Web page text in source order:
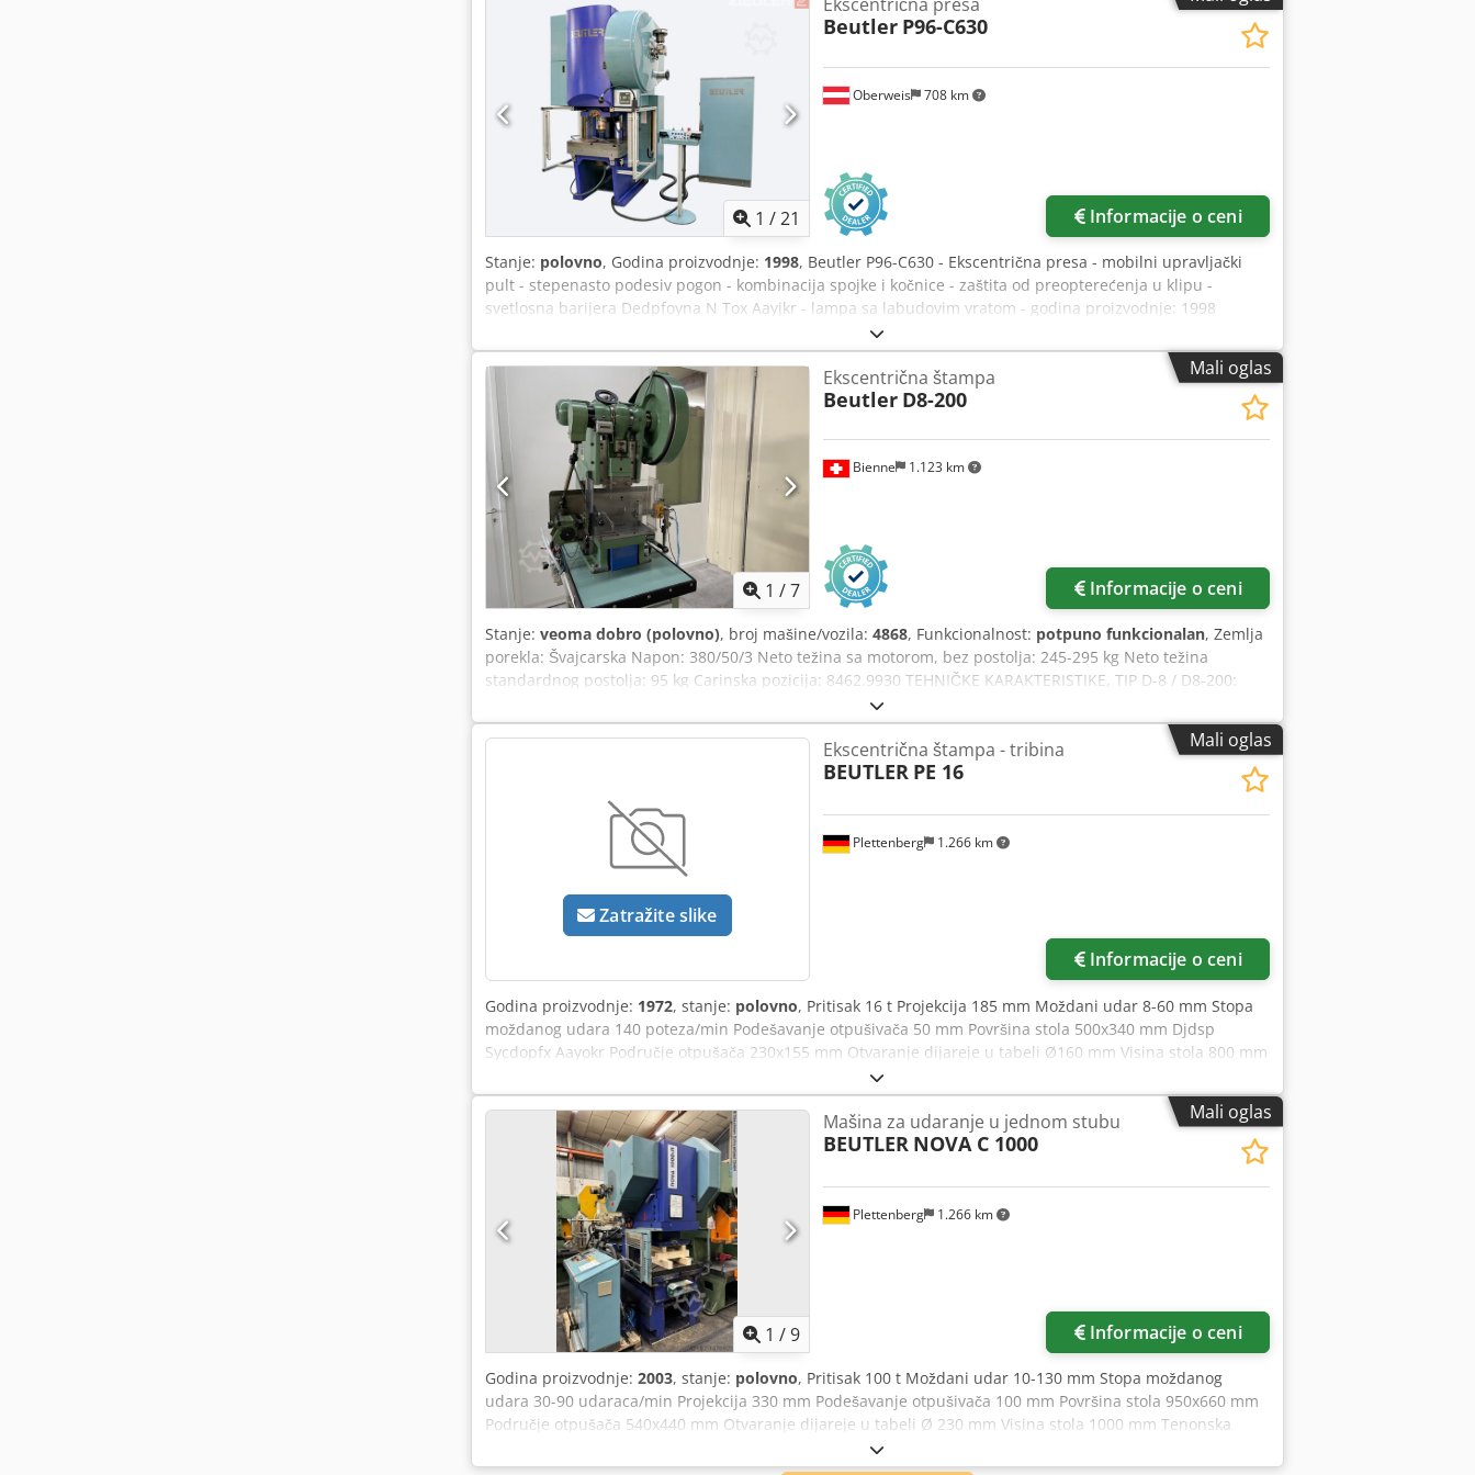
1 /21
Oberweis 708 km
Ekscentrična presa
Beutler P96-C630
Informacije o ceni
Stanje: polovno, Godina proizvodnje: 1998, Beutler P96-C630 - Ekscentrična presa - mobilni upravljački
pult - stepenasto podesiv pogon - kombinacija spojke i kočnice - zaštita od preopterećenja u klipu -
svetlosna barijera Dedpfoyna N Tox Aayjkr - lampa sa labudovim vratom - godina proizvodnje: 1998
Tehnički podaci - Pritisak: 630 kN - Hod: 12 - 120 mm - Brzina hoda: 30 - 130 /min - Maks. zaostalo vreme:
96 ms - Izlet: 300 mm - Rastojanje sto/klip: 495 mm - Prolaz između kućišnih zidova: 270 mm - Površina
klipa: 450 x 360 mm - Podešavanje klipa: 120 mm - Površina stola: 800 x 560 mm - Otvor na stolu: Ø 100
mm - Radna visina: 880 mm - Min. sigurnosno rastojanje: 192 mm - Snaga pogona: 5,5 kW - Radni napon:
3x 400 V / 50 Hz - Dimenzije mašine (ŠxVxD): 1800 x 2600 x 1600 mm - Dimenzije komandnog ormara
(ŠxVxD): 800 x 1700 x 450 mm - Težina: cca. 5500 kg
Mali oglas
1 /7
Bienne 1.123 km
Ekscentrična štampa
Beutler D8-200
Informacije o ceni
Stanje: veoma dobro (polovno), broj mašine/vozila: 4868, Funkcionalnost: potpuno funkcionalan, Zemlja
porekla: Švajcarska Napon: 380/50/3 Neto težina sa motorom, bez postolja: 245-295 kg Neto težina
standardnog postolja: 95 kg Carinska pozicija: 8462.9930 TEHNIČKE KARAKTERISTIKE, TIP D-8 / D8-200:
Maksimalna snaga: 8 tona Maksimalni presek za sečenje pri Rc=40 kg/mm2: 200 mm2 Standardni fiksni
hod: 20 mm Podesivi promenljivi hod, standardni opseg: 4-36 mm Podesivi promenljivi hod, ekstra veliki
opseg: 8-50 mm Maksimalna visina između stola (bez ploče) i klizača: 220 mm Debljina pomične ploče: 42
mm Standardni otvor u ploči, prečnik: 50 mm Otvor u stolu, prečnik: 60 mm Izbušena rupa u klizaču,
prečnik x dubina: 38x60 mm Podešavanje klizača (produžetak klipnjače): 70 mm Površina baze klizača
(širina x dubina): 105x90 mm Djdpfjw T S Tzsx Aayekr Potrebna snaga u KS: 1/3 Dimenzije zamajca,
prečnik x širina: 410x85 mm Standardna brzina zamajca: 180 o/min TEHNIČKE KARAKTERISTIKE, TIP D-8:
Udaljenost od centra klizača do rama: 100 mm Razmak između stubova rama: 170 mm Površina stola,
rama: 200 mm Razmak između stubova rama: 160 mm Površina stola, širina x dubina: 270x300 mm Sve
tehničke informacije date su bez garancije, greške i propusti su mogući.
Mali oglas
Zatražite slike
Plettenberg 1.266 km
Ekscentrična štampa - tribina
BEUTLER PE 16
Informacije o ceni
Godina proizvodnje: 1972, stanje: polovno, Pritisak 16 t Projekcija 185 mm Moždani udar 8-60 mm Stopa
moždanog udara 140 poteza/min Podešavanje otpušivača 50 mm Površina stola 500x340 mm Djdsp
Sycdopfx Aayokr Područje otpušača 230x155 mm Otvaranje dijareje u tabeli Ø160 mm Visina stola 800 mm
Otvaranje dijareje u tabeli Ø35 mm Težina mašine oko 1,5 t Space requirement approx. 1200x1200x2000
mm Rotary wedge coupling Broj mašine: 3857 tabela podesiva visini
Mali oglas
1 /9
Plettenberg 1.266 km
Mašina za udaranje u jednom stubu
BEUTLER NOVA C 1000
Informacije o ceni
Godina proizvodnje: 2003, stanje: polovno, Pritisak 100 t Moždani udar 10-130 mm Stopa moždanog
udara 30-90 udaraca/min Projekcija 330 mm Podešavanje otpušivača 100 mm Površina stola 950x660 mm
Područje otpušača 540x440 mm Otvaranje dijareje u tabeli Ø 230 mm Visina stola 1000 mm Tenonska
rupa u ovnu Ø 50 mm Ukupan zahtev za napajanje 7,5 kW Težina mašine oko 7 t Dkjdpfx Aasra Rr Esyer
Pneumatska kombinacija kvačila i kočnica Kontrola štampe Beutler Datatech Podmazivanje uljem i